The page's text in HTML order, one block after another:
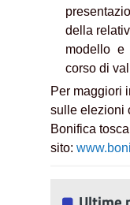
della
modello e
corso di
Per maggiori
sulle elezioni
Bonifica
sito: